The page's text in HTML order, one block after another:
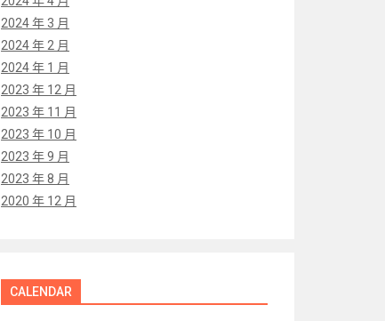
2024 年 3 月
2024 年 2 月
2024 年 1 月
2023 年 12 月
2023 年 11 月
2023 年 10 月
2023 年 9 月
2023 年 8 月
2020 年 12 月
CALENDAR